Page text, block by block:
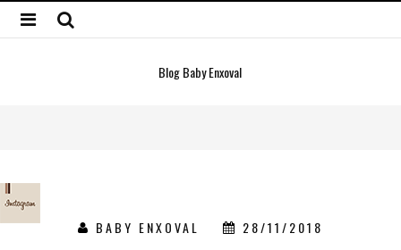
Blog Baby Enxoval
BABY ENXOVAL 28/11/2018